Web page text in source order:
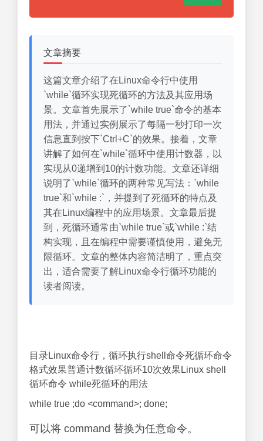
文章摘要
这篇文章介绍了在Linux命令行中使用
`while`循环实现死循环的方法及其应用场
景。文章首先展示了`while true`命令的基本
用法，并通过实例展示了每隔一秒打印一次
信息直到按下`Ctrl+C`的效果。接着，文章
讲解了如何在`while`循环中使用计数器，以
实现从0递增到10的计数功能。文章还详细
说明了`while`循环的两种常见写法：`while
true`和`while :`，并提到了死循环的特点及
其在Linux编程中的应用场景。文章最后提
到，死循环通常由`while true`或`while :`结
构实现，且在编程中需要谨慎使用，避免无
限循环。文章的整体内容简洁明了，重点突
出，适合需要了解Linux命令行循环功能的
读者阅读。
目录Linux命令行，循环执行shell命令死循环命令
格式效果普通计数循环循环10次效果Linux shell
循环命令 while死循环的用法
while true ;do <command>; done;
可以将 command 替换为任意命令。